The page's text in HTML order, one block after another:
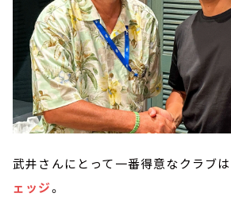
武井さんにとって一番得意なクラブは
ェッジ。